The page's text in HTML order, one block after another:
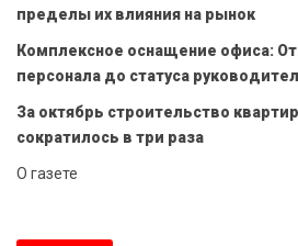
пределы их влияния на рынок
Комплексное оснащение офиса:
персонала до статуса
За октябрь строительство
сократилось в три раза
О газете